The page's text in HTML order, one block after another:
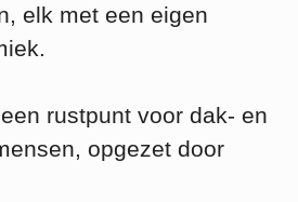
elk met een eigen
rustpunt voor dak- en
opgezet door